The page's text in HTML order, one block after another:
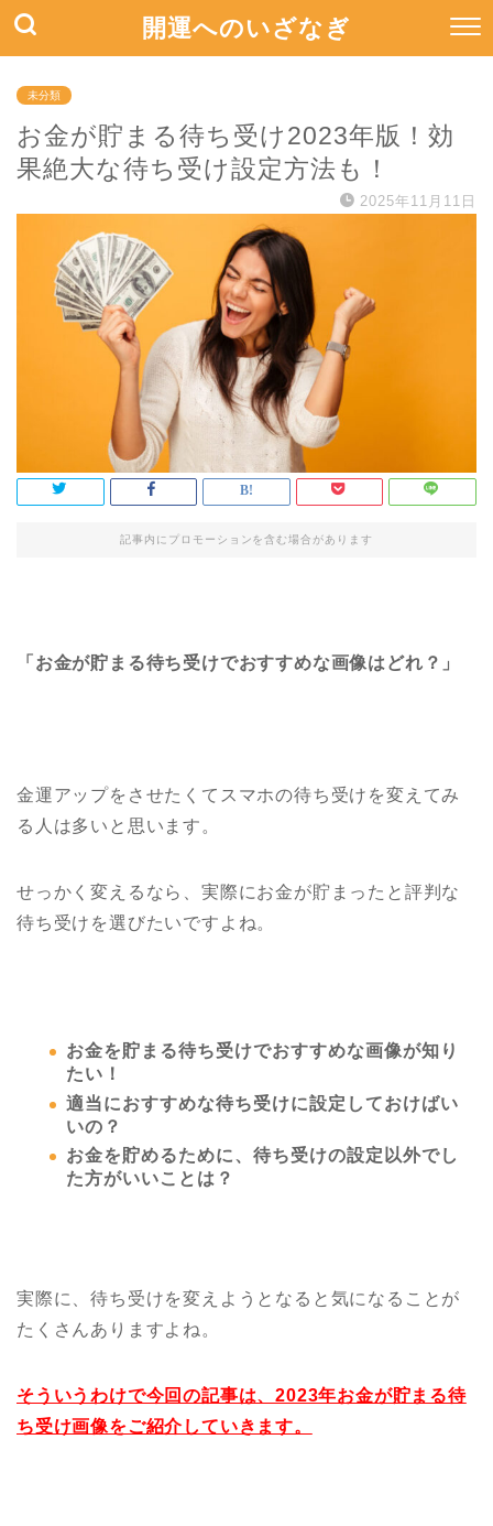
開運へのいざなぎ
未分類
お金が貯まる待ち受け2023年版！効
果絶大な待ち受け設定方法も！
2025年11月11日
記事内にプロモーションを含む場合があります
「お金が貯まる待ち受けでおすすめな画像はどれ？」
金運アップをさせたくてスマホの待ち受けを変えてみ
る人は多いと思います。
せっかく変えるなら、実際にお金が貯まったと評判な
待ち受けを選びたいですよね。
お金を貯まる待ち受けでおすすめな画像が知り
たい！
適当におすすめな待ち受けに設定しておけばい
いの？
お金を貯めるために、待ち受けの設定以外でし
た方がいいことは？
実際に、待ち受けを変えようとなると気になることが
たくさんありますよね。
そういうわけで今回の記事は、2023年お金が貯まる待
ち受け画像をご紹介していきます。